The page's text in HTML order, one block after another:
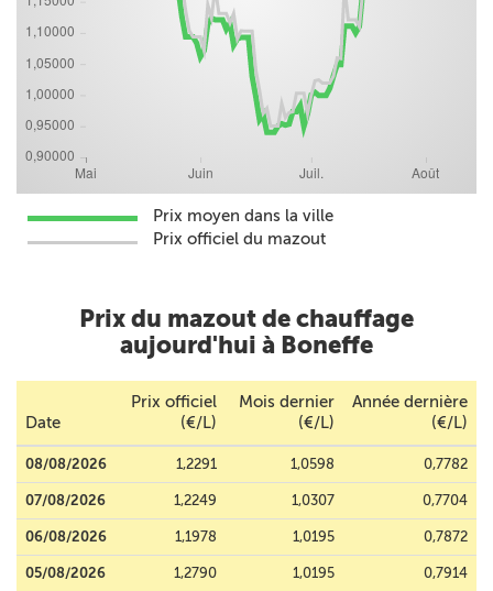
Prix moyen dans la ville
Prix officiel du mazout
Prix du mazout de chauffage
aujourd'hui à Boneffe
Date
Prix officiel
(€/L)
Mois dernier
(€/L)
Année dernière
(€/L)
08/08/2026 1,2291 1,0598 0,7782
07/08/2026 1,2249 1,0307 0,7704
06/08/2026 1,1978 1,0195 0,7872
05/08/2026 1,2790 1,0195 0,7914